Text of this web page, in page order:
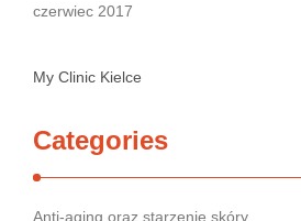
czerwiec 2017
My Clinic Kielce
Categories
Anti-aging oraz starzenie skóry